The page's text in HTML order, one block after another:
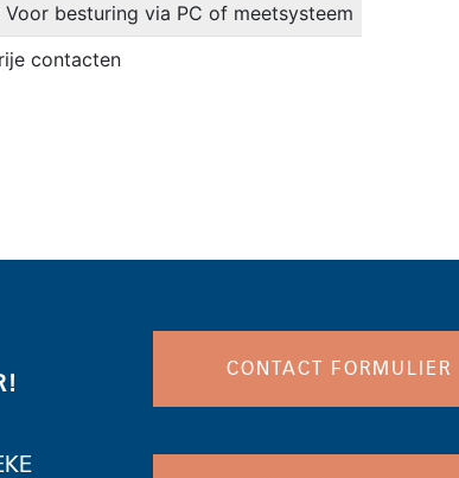
besturing via PC of meetsysteem
contacten
CONTACT FORMULIER